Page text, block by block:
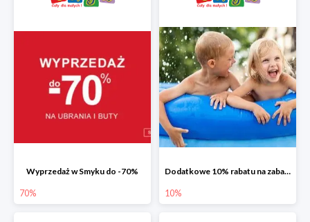
Wyprzedaż w Smyku do -70%
70%
Dodatkowe 10% rabatu na zabawki ogrodowe i baseny
10%